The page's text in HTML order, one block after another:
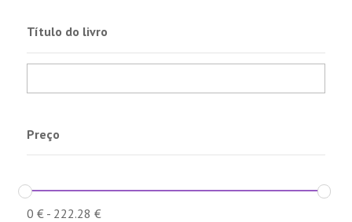
Título do livro
Preço
0 €- 222.28 €